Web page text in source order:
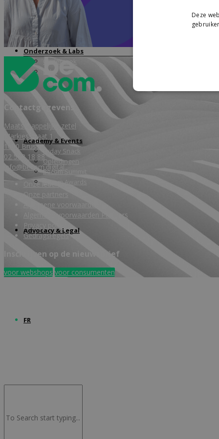
Onderzoek & Labs
Labs
Wiki
Academy & Events
Friday Snack
Opleidingen
Becom Summit
Becom Awards
Advocacy & Legal
FR
Contactgegevens
Maatschappelijke zetel
Markiesstraat 1
1000 Brussel
02 588 18 88
info@becom.digital
Onze leden
Onze partners
Algemene voorwaarden
Algemene voorwaarden Partners
Privacy policy
Gedragsregels
Inschrijven op de nieuwsbrief
voor webshops voor consumenten
Deze